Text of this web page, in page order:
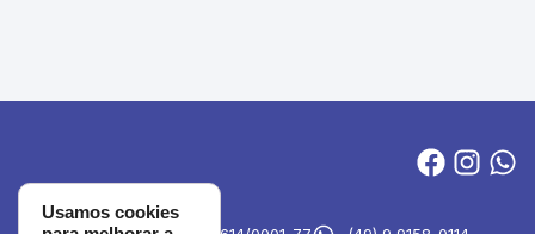
Usamos cookies